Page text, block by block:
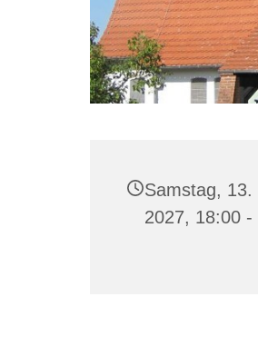
Samstag, 13.
2027, 18:00 -